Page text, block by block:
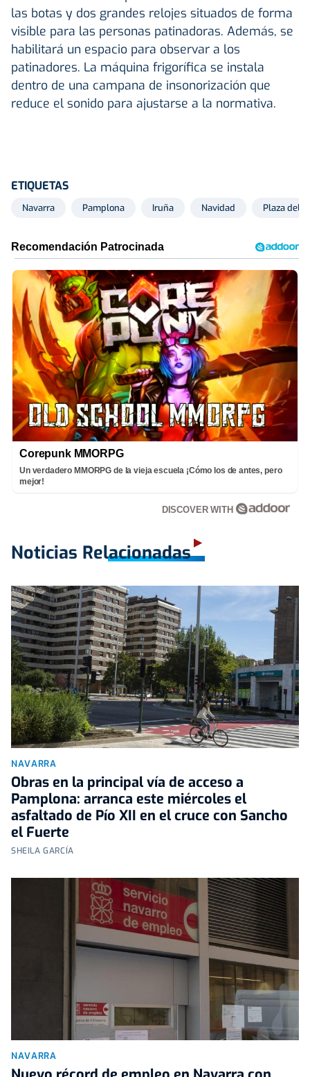
las botas y dos grandes relojes situados de forma
visible para las personas patinadoras. Además, se
habilitará un espacio para observar a los
patinadores. La máquina frigorífica se instala
dentro de una campana de insonorización que
reduce el sonido para ajustarse a la normativa.
ETIQUETAS
Navarra Pamplona Iruña Navidad Plaza del
Corepunk MMORPG
Un verdadero MMORPG de la vieja escuela ¡Cómo los de antes, pero
mejor!
DISCOVER WITH
Noticias Relacionadas
NAVARRA
Obras en la principal vía de acceso a
Pamplona: arranca este miércoles el
asfaltado de Pío XII en el cruce con Sancho
el Fuerte
SHEILA GARCÍA
NAVARRA